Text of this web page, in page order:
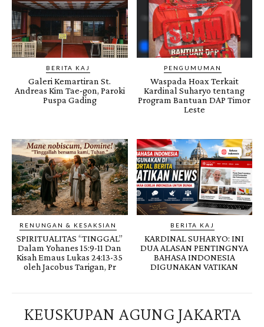
BERITA KAJ
Galeri Kemartiran St.
Andreas Kim Tae-gon, Paroki
Puspa Gading
PENGUMUMAN
Waspada Hoax Terkait
Kardinal Suharyo tentang
Program Bantuan DAP Timor
Leste
RENUNGAN & KESAKSIAN
SPIRITUALITAS “TINGGAL”
Dalam Yohanes 15:9-11 Dan
Kisah Emaus Lukas 24:13-35
oleh Jacobus Tarigan, Pr
BERITA KAJ
KARDINAL SUHARYO: INI
DUA ALASAN PENTINGNYA
BAHASA INDONESIA
DIGUNAKAN VATIKAN
KEUSKUPAN AGUNG JAKARTA